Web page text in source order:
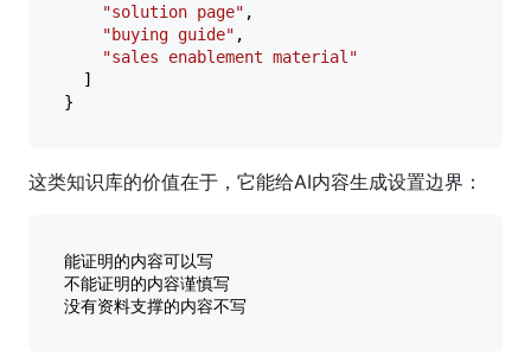
"solution page" ,
"buying guide" ,
"sales enablement material"
]
}
这类知识库的价值在于，它能给AI内容生成设置边界：
能证明的内容可以写
不能证明的内容谨慎写
没有资料支撑的内容不写